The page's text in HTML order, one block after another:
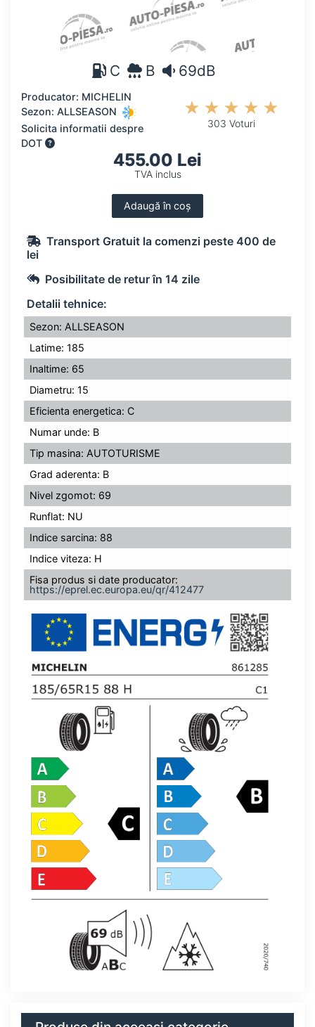
C B 69dB
Producator: MICHELIN
Sezon: ALLSEASON
Solicita informatii despre
DOT
303 Voturi
455.00 Lei
TVA inclus
Adaugă în coș
Transport Gratuit la comenzi peste 400 de
lei
Posibilitate de retur în 14 zile
Detalii tehnice:
Sezon: ALLSEASON
Latime: 185
Inaltime: 65
Diametru: 15
Eficienta energetica: C
Numar unde: B
Tip masina: AUTOTURISME
Grad aderenta: B
Nivel zgomot: 69
Runflat: NU
Indice sarcina: 88
Indice viteza: H
Fisa produs si date producator:
https://eprel.ec.europa.eu/qr/412477